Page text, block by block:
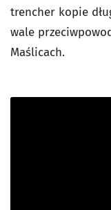
trencher kopie
wale
Maślicach.